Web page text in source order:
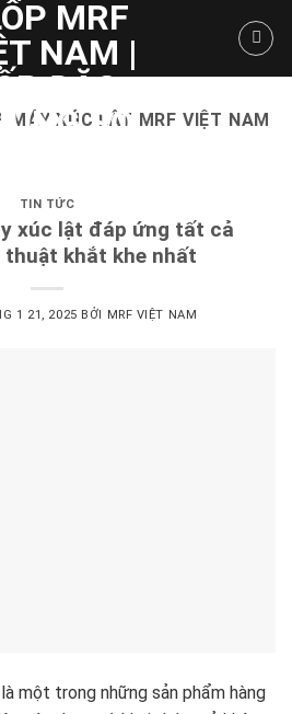
MÁY XÚC LẬT MRF VIỆT NAM
TIN TỨC
xúc lật đáp ứng tất cả
thuật khắt khe nhất
1 21, 2025 BỞI MRF VIỆT NAM
một trong những sản phẩm hàng